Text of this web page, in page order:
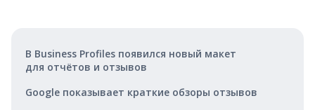
В Business Profiles появился новый макет
для отчётов и отзывов
Google показывает краткие обзоры отзывов